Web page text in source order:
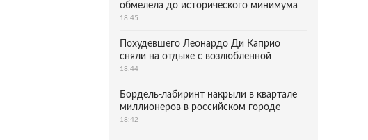
обмелела до исторического минимума
18:45
Похудевшего Леонардо Ди Каприо
сняли на отдыхе с возлюбленной
18:44
Бордель-лабиринт накрыли в квартале
миллионеров в российском городе
18:42